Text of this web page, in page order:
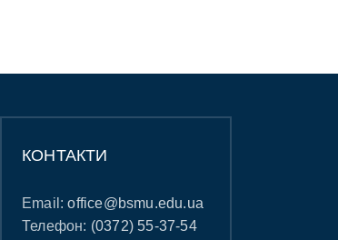
КОНТАКТИ
Email:office@bsmu.edu.ua
Телефон: (0372) 55-37-54